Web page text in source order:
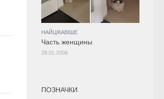
НАЙЦІКАВІШЕ
Часть женщины
28.01.2006
ПОЗНАЧКИ